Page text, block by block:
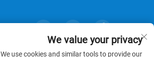
We value your privacy
We use cookies and similar tools to provide our